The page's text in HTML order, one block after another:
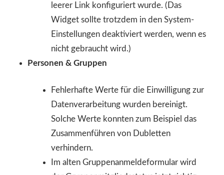
leerer Link konfiguriert wurde. (Das
Widget sollte trotzdem in den System-
Einstellungen deaktiviert werden, wenn es
nicht gebraucht wird.)
Personen & Gruppen
Fehlerhafte Werte für die Einwilligung zur
Datenverarbeitung wurden bereinigt.
Solche Werte konnten zum Beispiel das
Zusammenführen von Dubletten
verhindern.
Im alten Gruppenanmeldeformular wird